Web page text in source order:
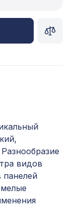
3507 ₽
видов